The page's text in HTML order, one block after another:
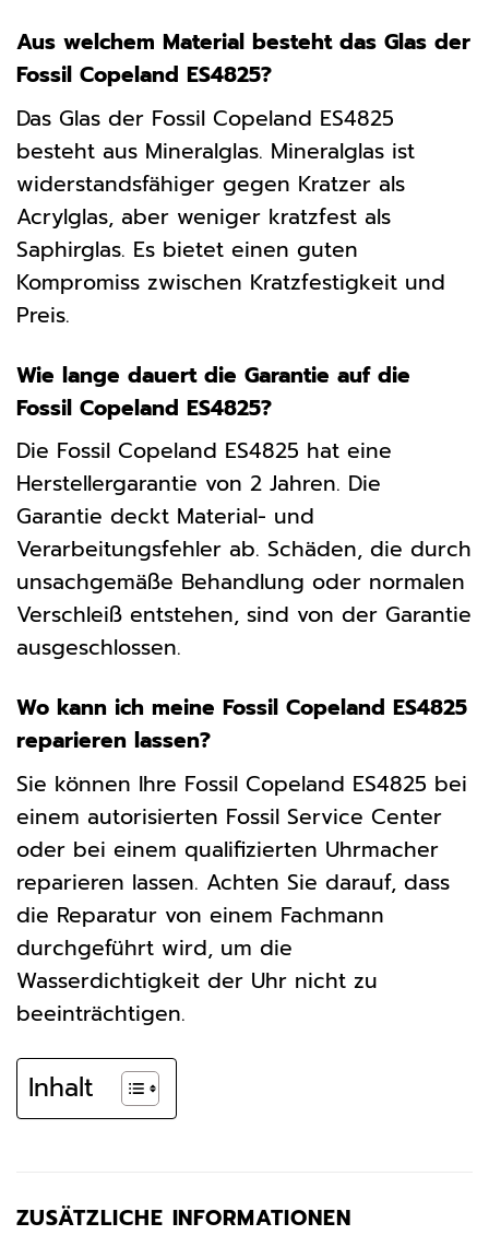
Aus welchem Material besteht das Glas der
Fossil Copeland ES4825?
Das Glas der Fossil Copeland ES4825
besteht aus Mineralglas. Mineralglas ist
widerstandsfähiger gegen Kratzer als
Acrylglas, aber weniger kratzfest als
Saphirglas. Es bietet einen guten
Kompromiss zwischen Kratzfestigkeit und
Preis.
Wie lange dauert die Garantie auf die
Fossil Copeland ES4825?
Die Fossil Copeland ES4825 hat eine
Herstellergarantie von 2 Jahren. Die
Garantie deckt Material- und
Verarbeitungsfehler ab. Schäden, die durch
unsachgemäße Behandlung oder normalen
Verschleiß entstehen, sind von der Garantie
ausgeschlossen.
Wo kann ich meine Fossil Copeland ES4825
reparieren lassen?
Sie können Ihre Fossil Copeland ES4825 bei
einem autorisierten Fossil Service Center
oder bei einem qualifizierten Uhrmacher
reparieren lassen. Achten Sie darauf, dass
die Reparatur von einem Fachmann
durchgeführt wird, um die
Wasserdichtigkeit der Uhr nicht zu
beeinträchtigen.
Inhalt
ZUSÄTZLICHE INFORMATIONEN